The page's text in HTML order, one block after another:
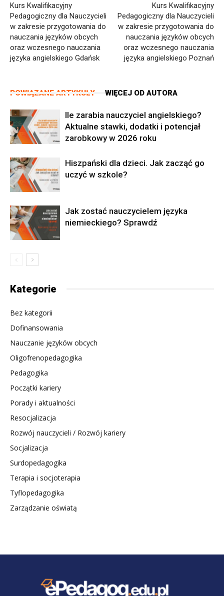
Kurs Kwalifikacyjny
Pedagogiczny dla Nauczycieli
w zakresie przygotowania do
nauczania języków obcych
oraz wczesnego nauczania
języka angielskiego Gdańsk
Kurs Kwalifikacyjny
Pedagogiczny dla Nauczycieli
w zakresie przygotowania do
nauczania języków obcych
oraz wczesnego nauczania
języka angielskiego Poznań
POWIĄZANE ARTYKUŁY WIĘCEJ OD AUTORA
Ile zarabia nauczyciel angielskiego?
Aktualne stawki, dodatki i potencjał
zarobkowy w 2026 roku
Hiszpański dla dzieci. Jak zacząć go
uczyć w szkole?
Jak zostać nauczycielem języka
niemieckiego? Sprawdź
Kategorie
Bez kategorii
Dofinansowania
Nauczanie języków obcych
Oligofrenopedagogika
Pedagogika
Początki kariery
Porady i aktualności
Resocjalizacja
Rozwój nauczycieli / Rozwój kariery
Socjalizacja
Surdopedagogika
Terapia i socjoterapia
Tyflopedagogika
Zarządzanie oświatą